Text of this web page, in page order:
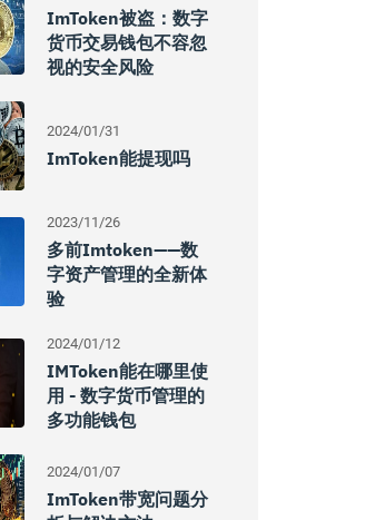
ImToken被盗：数字
货币交易钱包不容忽
视的安全风险
2024/01/31
ImToken能提现吗
2023/11/26
多前imtoken——数
字资产管理的全新体
验
2024/01/12
IMToken能在哪里使
用 - 数字货币管理的
多功能钱包
2024/01/07
ImToken带宽问题分